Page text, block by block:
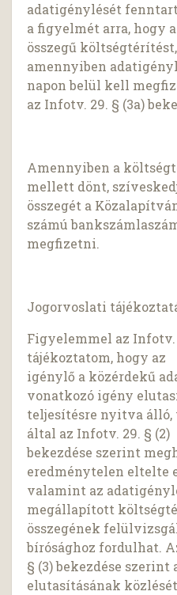
adatigénylését
a figyelmét arra, hogy
összegű költségtérítést,
amennyiben
napon belül kell
az Infotv. 29. § (3a)
Amennyiben a
mellett dönt,
összegét a
számú
megfizetni.
Jogorvoslati
Figyelemmel az Infotv.
tájékoztatom, hogy az
igénylő a közérdekű
vonatkozó igény
teljesítésre nyitva álló,
által az Infotv. 29. § (2)
bekezdése szerint
eredménytelen eltelte
valamint az
megállapított
összegének
bírósághoz fordulhat.
§ (3) bekezdése szerint
elutasításának